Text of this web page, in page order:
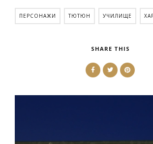
ПЕРСОНАЖИ ТЮТЮН УЧИЛИЩЕ
SHARE THIS